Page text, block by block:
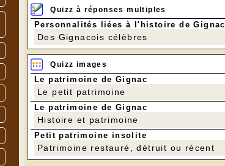
Quizz à réponses multiples
Personnalités liées à l'histoire de Gignac
Des Gignacois célèbres
Quizz images
Le patrimoine de Gignac
Le petit patrimoine
Le patrimoine de Gignac
Histoire et patrimoine
Petit patrimoine insolite
Patrimoine restauré, détruit ou récent